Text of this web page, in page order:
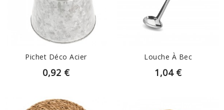
EN SAVOIR PLUS
Pichet Déco Acier
0,92 €
EN SAVOIR PLUS
Louche À Bec
1,04 €